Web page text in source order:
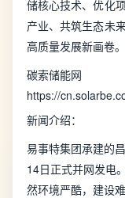
储核心技术、优化
产业、共筑生态未
高质量发展新画卷。
碳索储能网
https://
新闻介绍：
易事特集团承建的
14日正式并网发电
然环境严酷，建设